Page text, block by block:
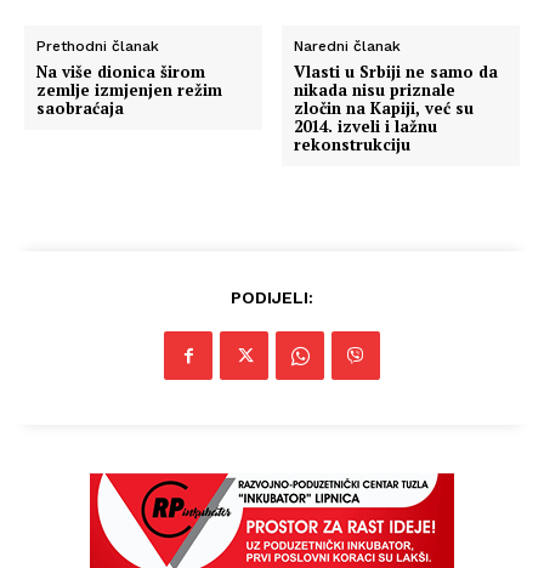
Prethodni članak
Na više dionica širom
zemlje izmjenjen režim
saobraćaja
Naredni članak
Vlasti u Srbiji ne samo da
nikada nisu priznale
zločin na Kapiji, već su
2014. izveli i lažnu
rekonstrukciju
PODIJELI: